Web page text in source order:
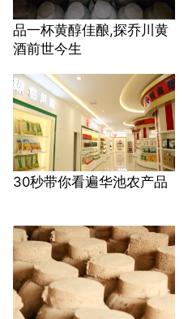
品一杯黄醇佳酿,探乔川黄
酒前世今生
30秒带你看遍华池农产品